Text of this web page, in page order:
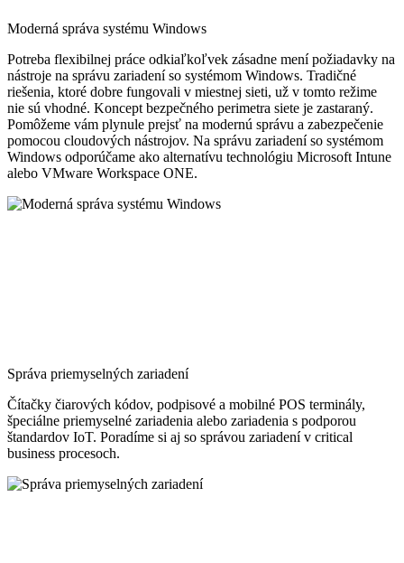
Moderná správa systému Windows
Potreba flexibilnej práce odkiaľkoľvek zásadne mení požiadavky na
nástroje na správu zariadení so systémom Windows. Tradičné
riešenia, ktoré dobre fungovali v miestnej sieti, už v tomto režime
nie sú vhodné. Koncept bezpečného perimetra siete je zastaraný.
Pomôžeme vám plynule prejsť na modernú správu a zabezpečenie
pomocou cloudových nástrojov. Na správu zariadení so systémom
Windows odporúčame ako alternatívu technológiu Microsoft Intune
alebo VMware Workspace ONE.
Správa priemyselných zariadení
Čítačky čiarových kódov, podpisové a mobilné POS terminály,
špeciálne priemyselné zariadenia alebo zariadenia s podporou
štandardov IoT. Poradíme si aj so správou zariadení v critical
business procesoch.